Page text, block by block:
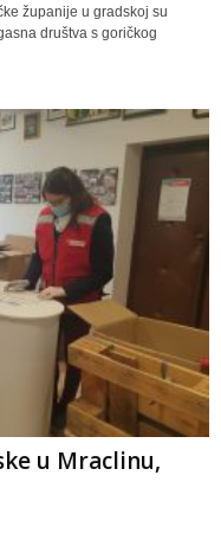
županije u gradskoj su
društva s goričkog
u Mraclinu,